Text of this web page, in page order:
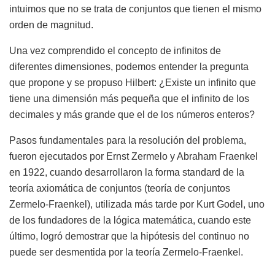
intuimos que no se trata de conjuntos que tienen el mismo
orden de magnitud.
Una vez comprendido el concepto de infinitos de
diferentes dimensiones, podemos entender la pregunta
que propone y se propuso Hilbert: ¿Existe un infinito que
tiene una dimensión más pequeña que el infinito de los
decimales y más grande que el de los números enteros?
Pasos fundamentales para la resolución del problema,
fueron ejecutados por Ernst Zermelo y Abraham Fraenkel
en 1922, cuando desarrollaron la forma standard de la
teoría axiomática de conjuntos (teoría de conjuntos
Zermelo-Fraenkel), utilizada más tarde por Kurt Godel, uno
de los fundadores de la lógica matemática, cuando este
último, logró demostrar que la hipótesis del continuo no
puede ser desmentida por la teoría Zermelo-Fraenkel.